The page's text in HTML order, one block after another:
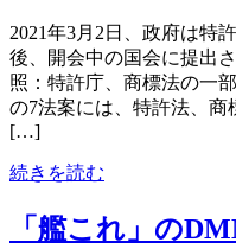
2021年3月2日、政府は特
後、開会中の国会に提出
照：特許庁、商標法の一
の7法案には、特許法、
[…]
続きを読む
「艦これ」の